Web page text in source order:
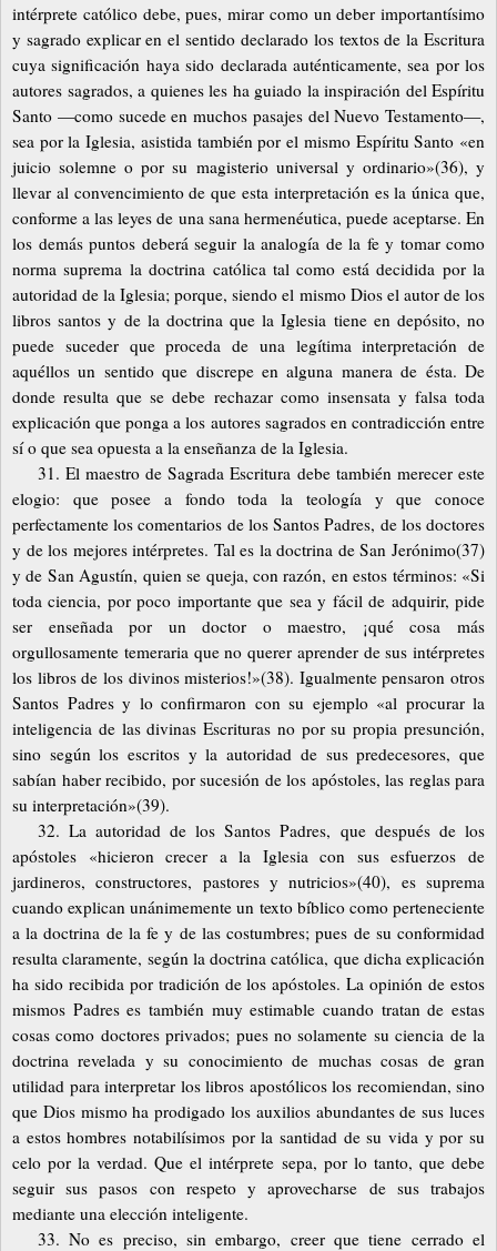
intérprete católico debe, pues, mirar como un deber importantísimo
y sagrado explicar en el sentido declarado los textos de la Escritura
cuya significación haya sido declarada auténticamente, sea por los
autores sagrados, a quienes les ha guiado la inspiración del Espíritu
Santo —como sucede en muchos pasajes del Nuevo Testamento—,
sea por la Iglesia, asistida también por el mismo Espíritu Santo «en
juicio solemne o por su magisterio universal y ordinario»(36), y
llevar al convencimiento de que esta interpretación es la única que,
conforme a las leyes de una sana hermenéutica, puede aceptarse. En
los demás puntos deberá seguir la analogía de la fe y tomar como
norma suprema la doctrina católica tal como está decidida por la
autoridad de la Iglesia; porque, siendo el mismo Dios el autor de los
libros santos y de la doctrina que la Iglesia tiene en depósito, no
puede suceder que proceda de una legítima interpretación de
aquéllos un sentido que discrepe en alguna manera de ésta. De
donde resulta que se debe rechazar como insensata y falsa toda
explicación que ponga a los autores sagrados en contradicción entre
sí o que sea opuesta a la enseñanza de la Iglesia.
31. El maestro de Sagrada Escritura debe también merecer este
elogio: que posee a fondo toda la teología y que conoce
perfectamente los comentarios de los Santos Padres, de los doctores
y de los mejores intérpretes. Tal es la doctrina de San Jerónimo(37)
y de San Agustín, quien se queja, con razón, en estos términos: «Si
toda ciencia, por poco importante que sea y fácil de adquirir, pide
ser enseñada por un doctor o maestro, ¡qué cosa más
orgullosamente temeraria que no querer aprender de sus intérpretes
los libros de los divinos misterios!»(38). Igualmente pensaron otros
Santos Padres y lo confirmaron con su ejemplo «al procurar la
inteligencia de las divinas Escrituras no por su propia presunción,
sino según los escritos y la autoridad de sus predecesores, que
sabían haber recibido, por sucesión de los apóstoles, las reglas para
su interpretación»(39).
32. La autoridad de los Santos Padres, que después de los
apóstoles «hicieron crecer a la Iglesia con sus esfuerzos de
jardineros, constructores, pastores y nutricios»(40), es suprema
cuando explican unánimemente un texto bíblico como perteneciente
a la doctrina de la fe y de las costumbres; pues de su conformidad
resulta claramente, según la doctrina católica, que dicha explicación
ha sido recibida por tradición de los apóstoles. La opinión de estos
mismos Padres es también muy estimable cuando tratan de estas
cosas como doctores privados; pues no solamente su ciencia de la
doctrina revelada y su conocimiento de muchas cosas de gran
utilidad para interpretar los libros apostólicos los recomiendan, sino
que Dios mismo ha prodigado los auxilios abundantes de sus luces
a estos hombres notabilísimos por la santidad de su vida y por su
celo por la verdad. Que el intérprete sepa, por lo tanto, que debe
seguir sus pasos con respeto y aprovecharse de sus trabajos
mediante una elección inteligente.
33. No es preciso, sin embargo, creer que tiene cerrado el